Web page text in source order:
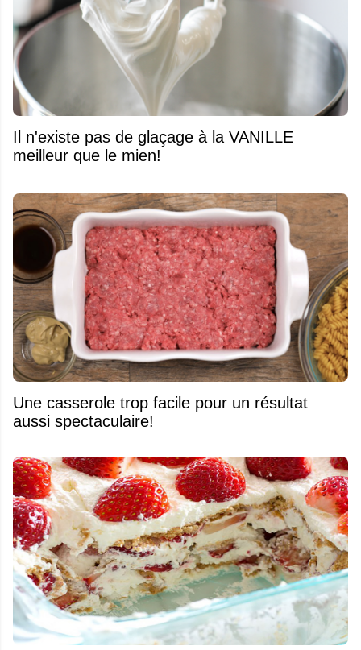
Il n'existe pas de glaçage à la VANILLE
meilleur que le mien!
Une casserole trop facile pour un résultat
aussi spectaculaire!